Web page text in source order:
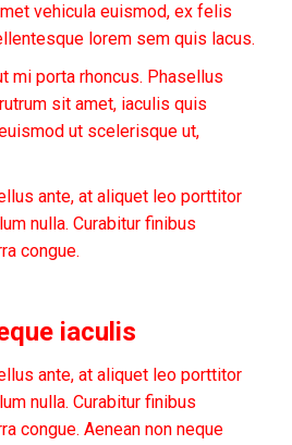
vehicula euismod, ex felis
lorem sem quis lacus.
mi porta rhoncus. Phasellus
sit amet, iaculis quis
ut scelerisque ut,
ante, at aliquet leo porttitor
nulla. Curabitur finibus
congue.
iaculis
ante, at aliquet leo porttitor
nulla. Curabitur finibus
congue. Aenean non neque